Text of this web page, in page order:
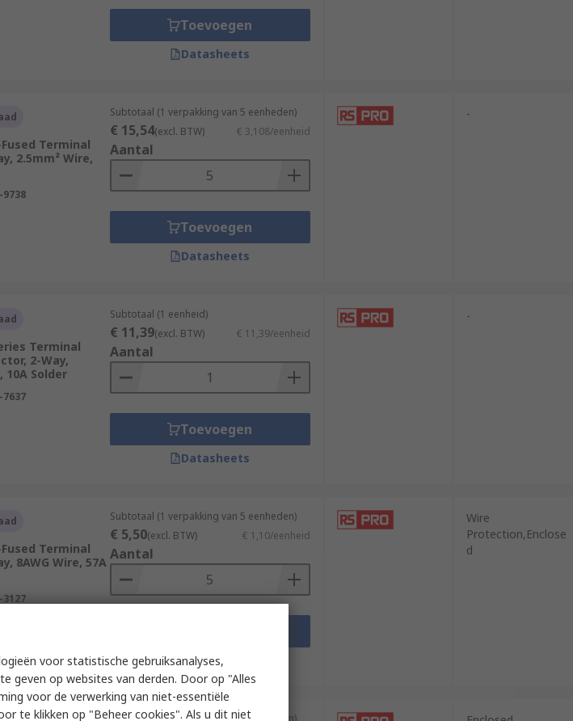
Toevoegen
Datasheets
Fused Terminal
2.5mm² Wire,
9738
Subtotaal (1 verpakking van 5 eenheden)
€ 15,54(excl. BTW) € 3,108/eenheid
Aantal
Toevoegen
Datasheets
-
Terminal
2-Way,
10A Solder
7637
Subtotaal (1 eenheid)
€ 11,39(excl. BTW) € 11,39/eenheid
Aantal
Toevoegen
Datasheets
-
Fused Terminal
8AWG Wire, 57A
3127
Subtotaal (1 verpakking van 5 eenheden)
€ 5,50(excl. BTW) € 1,10/eenheid
Aantal
Datasheets
Wire
Protection,Enclose
d
Subtotaal (1 verpakking van 5 eenheden)
voor statistische gebruiksanalyses,
geven op websites van derden. Door op "Alles
voor de verwerking van niet-essentiële
te klikken op "Beheer cookies". Als u dit niet